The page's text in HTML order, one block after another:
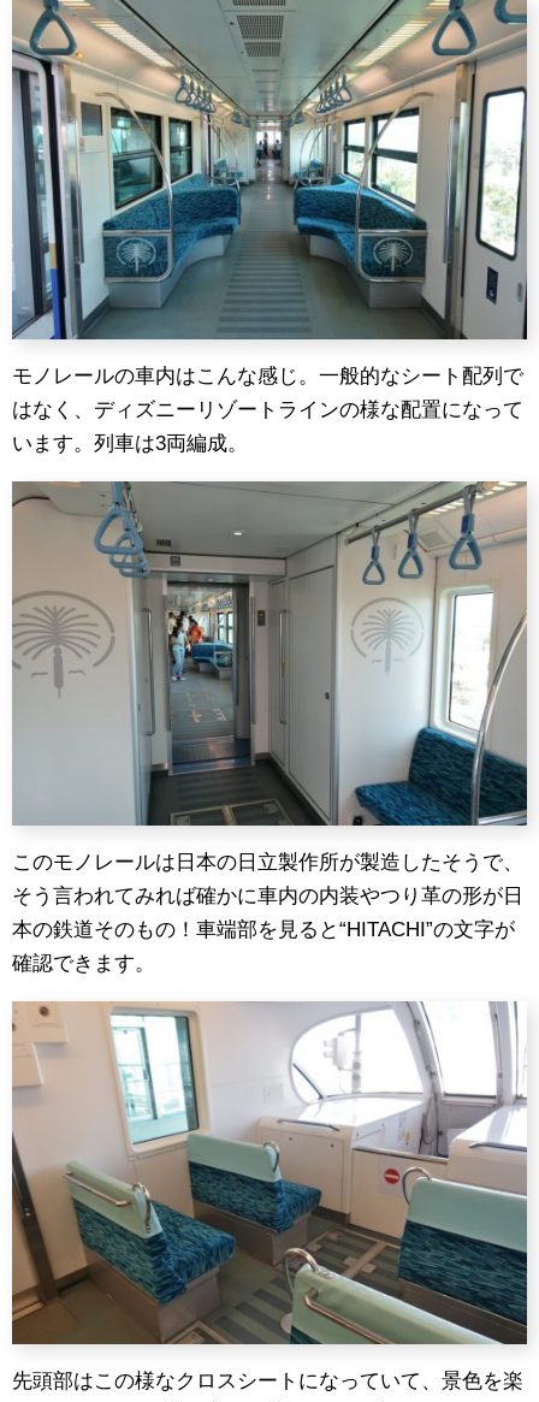
モノレールの車内はこんな感じ。一般的なシート配列で
はなく、ディズニーリゾートラインの様な配置になって
います。列車は3両編成。
このモノレールは日本の日立製作所が製造したそうで、
そう言われてみれば確かに車内の内装やつり革の形が日
本の鉄道そのもの！車端部を見ると“HITACHI”の文字が
確認できます。
先頭部はこの様なクロスシートになっていて、景色を楽